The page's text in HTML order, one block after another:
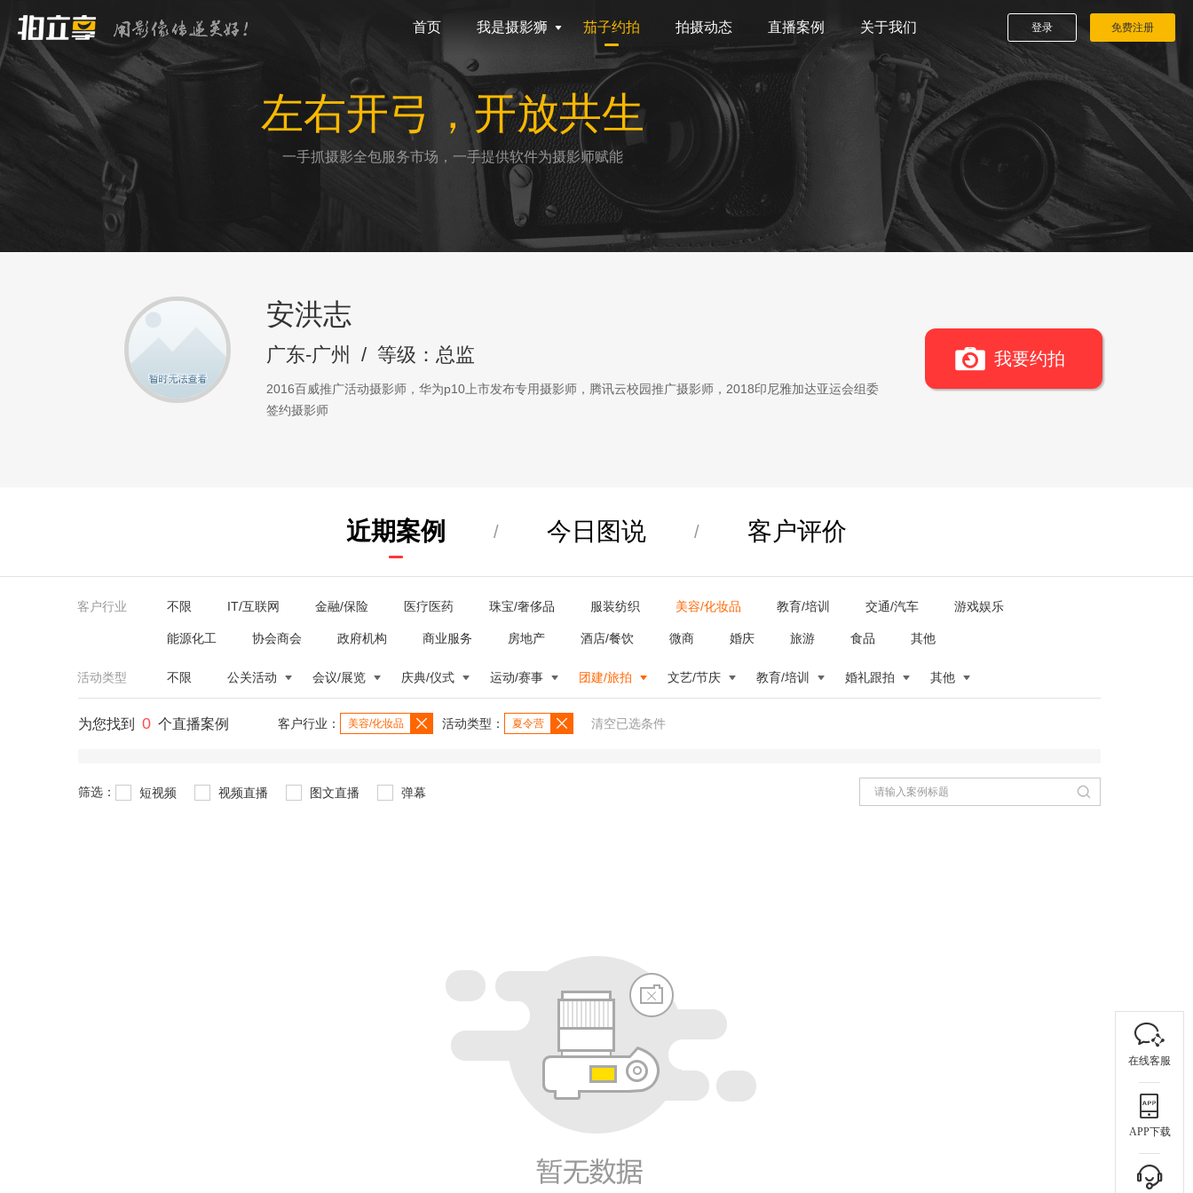
首页 我是摄影狮 茄子约拍 拍摄动态 直播案例 关于我们 登录 免费注册
左右开弓，开放共生
一手抓摄影全包服务市场，一手提供软件为摄影师赋能
安洪志
广东-广州 / 等级：总监
2016百威推广活动摄影师，华为p10上市发布专用摄影师，腾讯云校园推广摄影师，2018印尼雅加达亚运会组委
签约摄影师
我要约拍
近期案例 / 今日图说 / 客户评价
客户行业 不限 IT/互联网 金融/保险 医疗医药 珠宝/奢侈品 服装纺织 美容/化妆品 教育/培训 交通/汽车 游戏娱乐
能源化工 协会商会 政府机构 商业服务 房地产 酒店/餐饮 微商 婚庆 旅游 食品 其他
活动类型 不限 公关活动 会议/展览 庆典/仪式 运动/赛事 团建/旅拍 文艺/节庆 教育/培训 婚礼跟拍 其他
为您找到 0 个直播案例 客户行业： 美容/化妆品 活动类型： 夏令营 清空已选条件
筛选： 短视频 视频直播 图文直播 弹幕
在线客服
APP下载